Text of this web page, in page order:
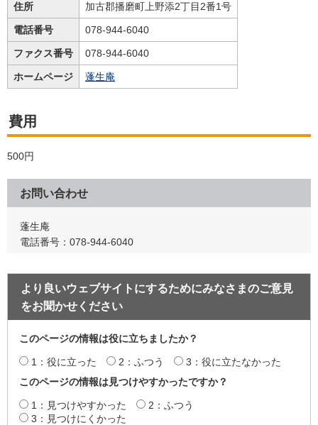
住所 加古郡播磨町上野添2丁目2番1号
電話番号 078-944-6040
ファクス番号 078-944-6040
ホームページ 蓬生庵
費用
500円
お問い合わせ
蓬生庵
電話番号：078-944-6040
より良いウェブサイトにするためにみなさまのご意見
をお聞かせください
このページの情報は役に立ちましたか？
1：役に立った 2：ふつう
3：役に立たなかった
このページの情報は見つけやすかったですか？
1：見つけやすかった
2：ふつう
3：見つけにくかった